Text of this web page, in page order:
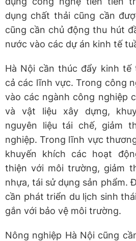
dụng chất thải cũng cần
cũng cần chủ động thu hút
nước vào các dự án kinh tế
Hà Nội cần thúc đẩy kinh
cả các lĩnh vực. Trong công
vào các ngành công nghiệp
và vật liệu xây dựng,
nguyên liệu tái chế, giảm
nghiệp. Trong lĩnh vực
khuyến khích các hoạt
thiện với môi trường, giảm
nhựa, tái sử dụng sản phẩm.
cần phát triển du lịch sinh
gắn với bảo vệ môi trường.
Nông nghiệp Hà Nội cũng